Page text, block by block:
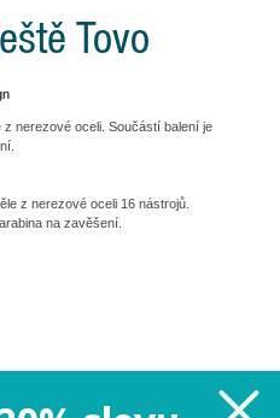
Tovo
nerezové oceli. Součástí balení je
z nerezové oceli 16 nástrojů.
na zavěšení.